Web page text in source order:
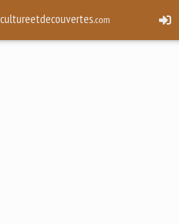
cultureetdecouvertes.com